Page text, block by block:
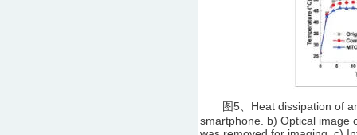
图5、Heat dissipation of an
smartphone. b) Optical image